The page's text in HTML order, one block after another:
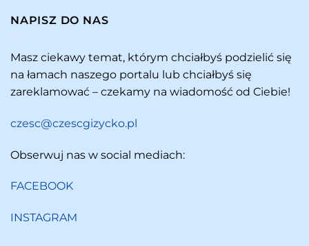
NAPISZ DO NAS
Masz ciekawy temat, którym chciałbyś podzielić się
na łamach naszego portalu lub chciałbyś się
zareklamować – czekamy na wiadomość od Ciebie!
czesc@czescgizycko.pl
Obserwuj nas w social mediach:
FACEBOOK
INSTAGRAM